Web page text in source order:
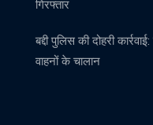
गिरफ्तार
बद्दी पुलिस की दोहरी
वाहनों के चालान